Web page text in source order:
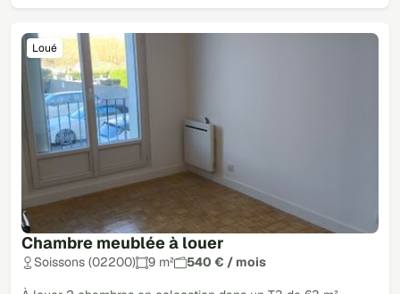
Chambre meublée à louer
Loué
Soissons (02200) 9 m² 540 € / mois